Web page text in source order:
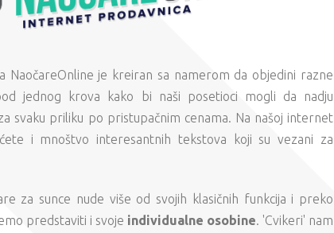
NaočareOnline je kreiran sa namerom da objedini razne
jednog krova kako bi naši posetioci mogli da nadju
svaku priliku po pristupačnim cenama. Na našoj internet
i mnoštvo interesantnih tekstova koji su vezani za
za sunce nude više od svojih klasičnih funkcija i preko
predstaviti i svoje individualne osobine. 'Cvikeri' nam